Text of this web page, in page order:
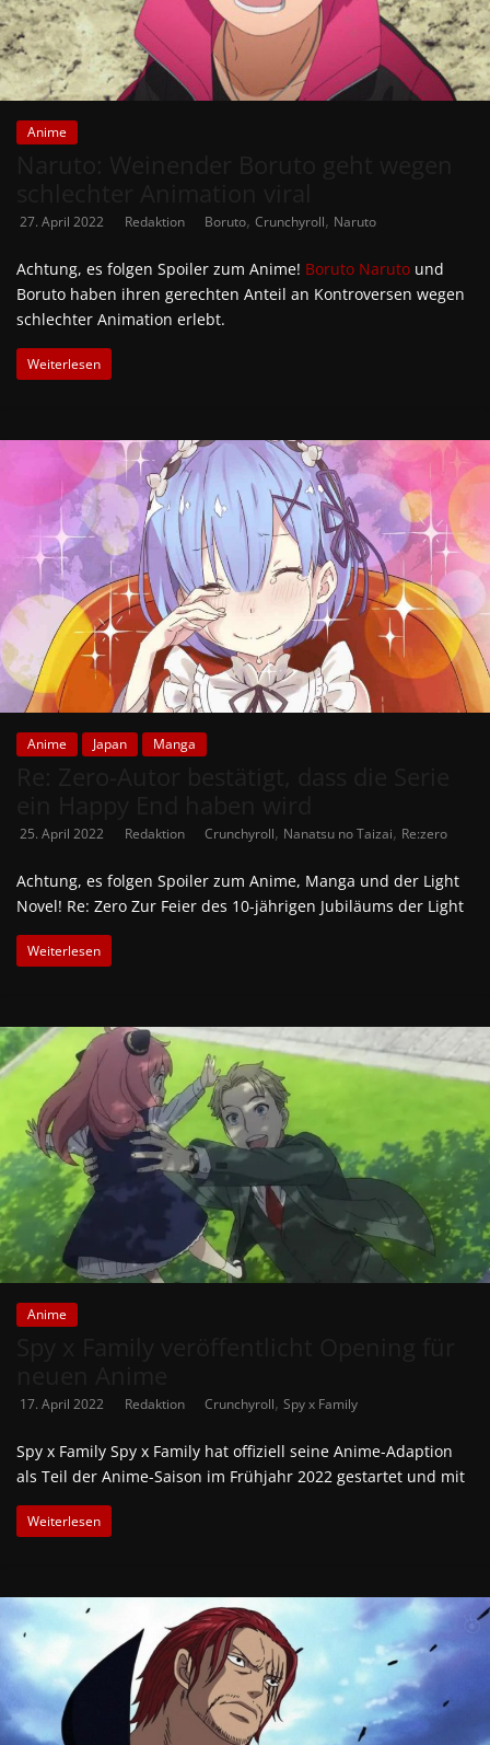
Anime
27. April 2022 Redaktion Boruto, Crunchyroll, Naruto
Achtung, es folgen Spoiler zum Anime! Boruto Naruto und
Boruto haben ihren gerechten Anteil an Kontroversen wegen
schlechter Animation erlebt.
Weiterlesen
Anime Japan Manga
25. April 2022 Redaktion Crunchyroll, Nanatsu no Taizai, Re:zero
Achtung, es folgen Spoiler zum Anime, Manga und der Light
Novel! Re: Zero Zur Feier des 10-jährigen Jubiläums der Light
Weiterlesen
Anime
17. April 2022 Redaktion Crunchyroll, Spy x Family
Spy x Family Spy x Family hat offiziell seine Anime-Adaption
als Teil der Anime-Saison im Frühjahr 2022 gestartet und mit
Weiterlesen